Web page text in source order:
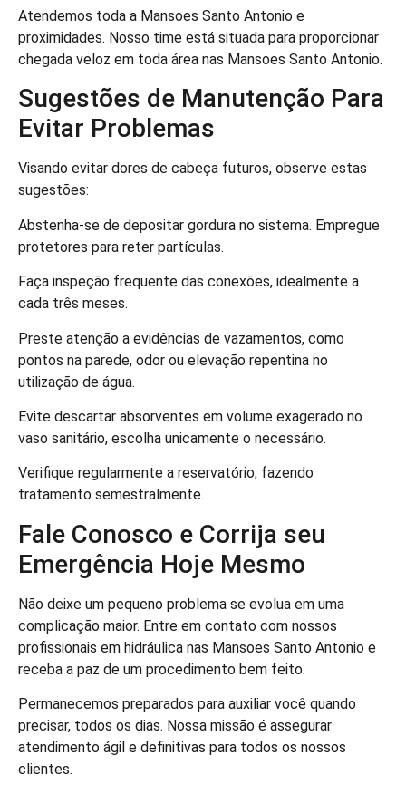
Atendemos toda a Mansoes Santo Antonio e
proximidades. Nosso time está situada para proporcionar
chegada veloz em toda área nas Mansoes Santo Antonio.
Sugestões de Manutenção Para
Evitar Problemas
Visando evitar dores de cabeça futuros, observe estas
sugestões:
Abstenha-se de depositar gordura no sistema. Empregue
protetores para reter partículas.
Faça inspeção frequente das conexões, idealmente a
cada três meses.
Preste atenção a evidências de vazamentos, como
pontos na parede, odor ou elevação repentina no
utilização de água.
Evite descartar absorventes em volume exagerado no
vaso sanitário, escolha unicamente o necessário.
Verifique regularmente a reservatório, fazendo
tratamento semestralmente.
Fale Conosco e Corrija seu
Emergência Hoje Mesmo
Não deixe um pequeno problema se evolua em uma
complicação maior. Entre em contato com nossos
profissionais em hidráulica nas Mansoes Santo Antonio e
receba a paz de um procedimento bem feito.
Permanecemos preparados para auxiliar você quando
precisar, todos os dias. Nossa missão é assegurar
atendimento ágil e definitivas para todos os nossos
clientes.